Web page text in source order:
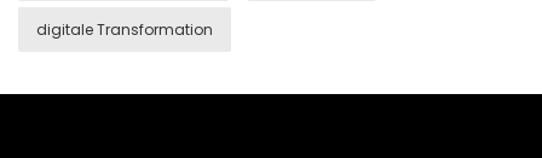
digitale Transformation